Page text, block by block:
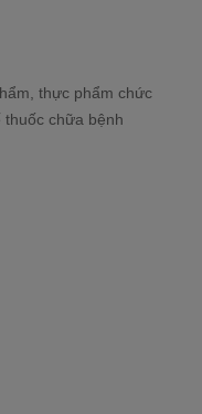
thực phẩm chức
thuốc chữa bệnh